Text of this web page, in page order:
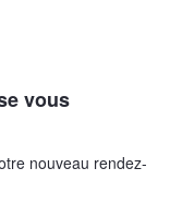
vous
nouveau rendez-